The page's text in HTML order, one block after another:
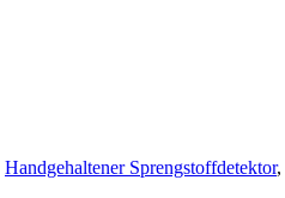
Handgehaltener Sprengstoffdetektor,